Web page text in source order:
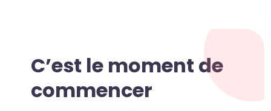
C’est le moment de
commencer